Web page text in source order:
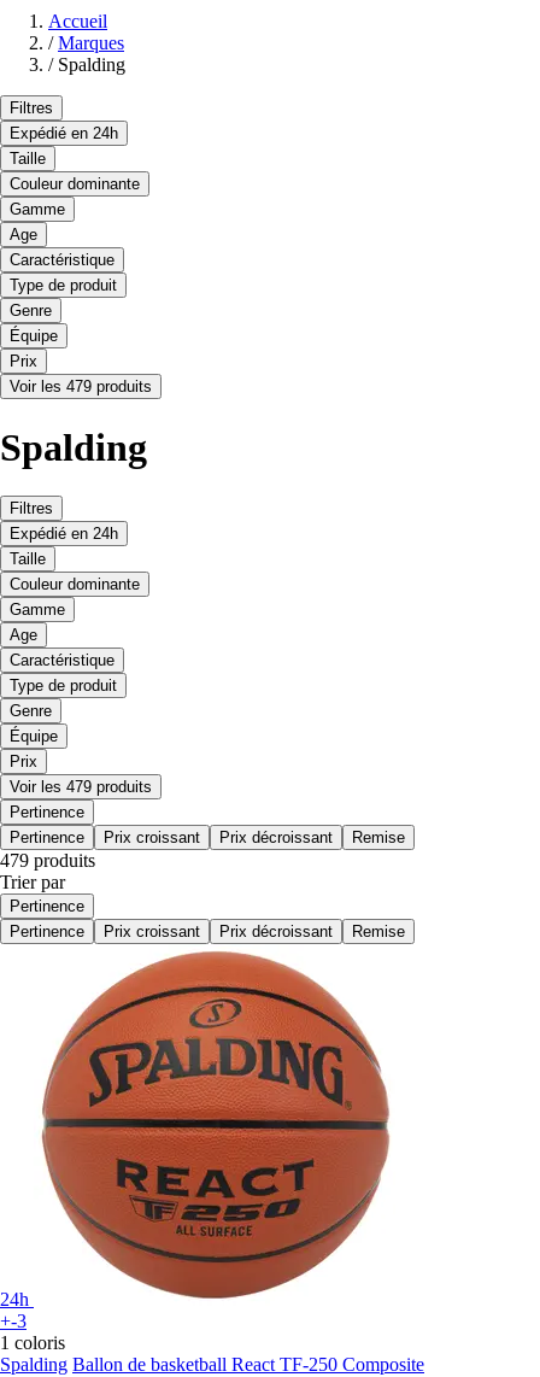
Accueil
/ Marques
/ Spalding
Filtres
Expédié en 24h
Taille
Couleur dominante
Gamme
Age
Caractéristique
Type de produit
Genre
Équipe
Prix
Voir les 479 produits
Spalding
Filtres
Expédié en 24h
Taille
Couleur dominante
Gamme
Age
Caractéristique
Type de produit
Genre
Équipe
Prix
Voir les 479 produits
Pertinence
Pertinence
Prix croissant Prix décroissant Remise
479 produits
Trier par
Pertinence
Pertinence
Prix croissant Prix décroissant Remise
24h
+-3
1 coloris
Spalding Ballon de basketball React TF-250 Composite